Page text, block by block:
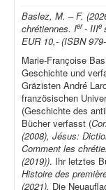
Baslez, M. – F.
chrétiennes. Ier- IIIe
EUR 10,- (ISBN
Marie-Françoise
Geschichte und
Gräzisten André
französischen
(Geschichte des
Bücher verfasst (
(2008), Jésus:
Comment les
(2019)). Ihr letztes
Histoire des
(2021). Die